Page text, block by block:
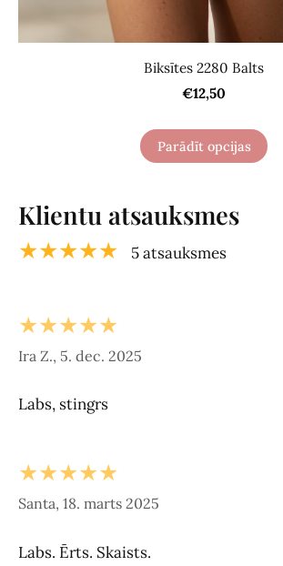
Biksītes 2280 Balts
€12,50
Parādīt opcijas
Klientu atsauksmes
★★★★★ 5 atsauksmes
★★★★★
Ira Z., 5. dec. 2025
Labs, stingrs
★★★★★
Santa, 18. marts 2025
Labs. Ērts. Skaists.